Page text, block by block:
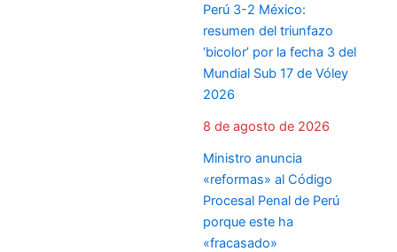
Perú 3-2 México:
resumen del triunfazo
‘bicolor’ por la fecha 3 del
Mundial Sub 17 de Vóley
2026
8 de agosto de 2026
Ministro anuncia
«reformas» al Código
Procesal Penal de Perú
porque este ha
«fracasado»